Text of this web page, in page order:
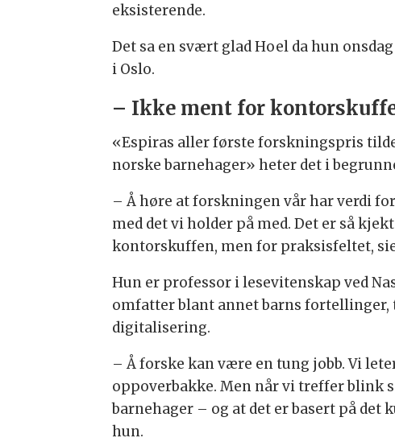
eksisterende.
Det sa en svært glad Hoel da hun
i Oslo.
– Ikke ment for
«Espiras aller første forskningspris
norske barnehager» heter det i
– Å høre at forskningen vår har verdi
med det vi holder på med. Det er så
kontorskuffen, men for praksisfeltet,
Hun er professor i lesevitenskap ved
omfatter blant annet barns
digitalisering.
– Å forske kan være en tung jobb. Vi
oppoverbakke. Men når vi treffer blink
barnehager – og at det er basert på
hun.